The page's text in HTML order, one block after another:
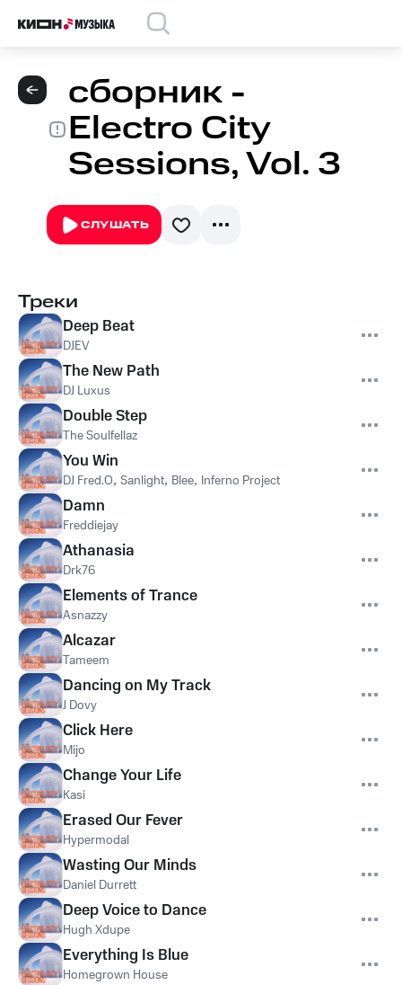
сборник -
Electro City
Sessions, Vol. 3
СЛУШАТЬ
Треки
Deep Beat
DJEV
The New Path
DJ Luxus
Double Step
The Soulfellaz
You Win
DJ Fred.O, Sanlight, Blee, Inferno Project
Damn
Freddiejay
Athanasia
Drk76
Elements of Trance
Asnazzy
Alcazar
Tameem
Dancing on My Track
J Dovy
Click Here
Mijo
Change Your Life
Kasi
Erased Our Fever
Hypermodal
Wasting Our Minds
Daniel Durrett
Deep Voice to Dance
Hugh Xdupe
Everything Is Blue
Homegrown House